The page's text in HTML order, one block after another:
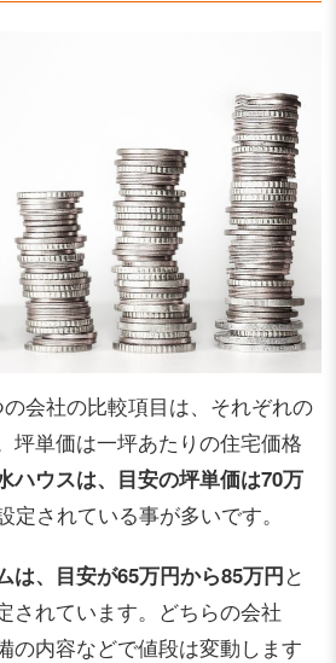
会社の比較項目は、それぞれの
坪単価は一坪あたりの住宅価格
ハウスは、目安の坪単価は70万
定されている事が多いです。
は、目安が65万円から85万円と
されています。どちらの会社
の内容などで値段は変動します